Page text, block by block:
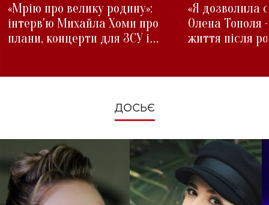
«Мрію про велику родину»:
інтерв'ю Михайла Хоми про
плани, концерти для ЗСУ і
«Я дозволила
Олена Тополя
життя після
ДОСЬЄ